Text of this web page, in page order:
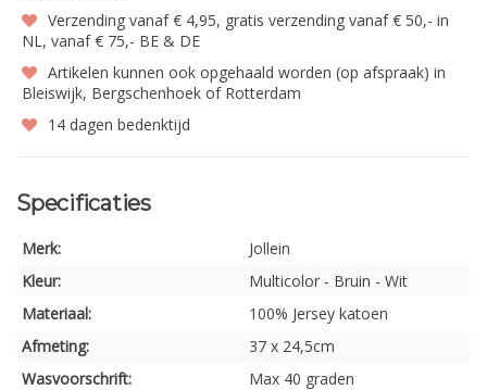
Verzending vanaf € 4,95, gratis verzending vanaf € 50,- in
NL, vanaf € 75,- BE & DE
Artikelen kunnen ook opgehaald worden (op afspraak) in
Bleiswijk, Bergschenhoek of Rotterdam
14 dagen bedenktijd
Specificaties
Merk:
Jollein
Kleur:
Multicolor - Bruin - Wit
Materiaal:
100% Jersey katoen
Afmeting:
37 x 24,5cm
Wasvoorschrift:
Max 40 graden